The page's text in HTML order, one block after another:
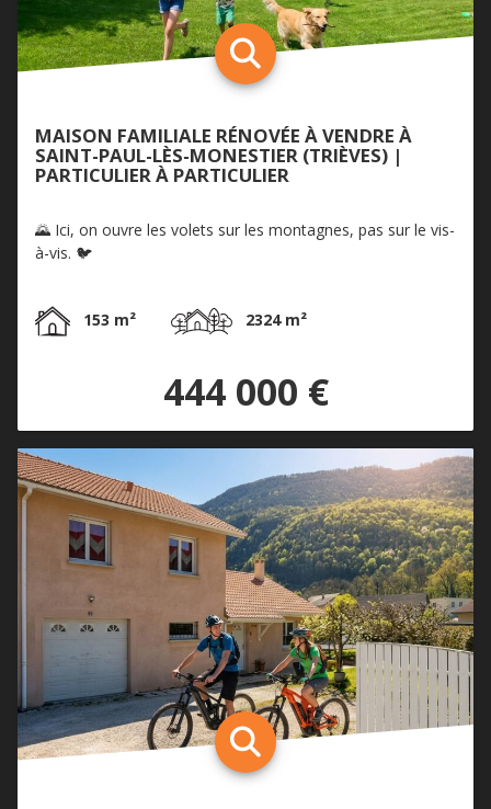
MAISON FAMILIALE RÉNOVÉE À VENDRE À
SAINT-PAUL-LÈS-MONESTIER (TRIÈVES) |
PARTICULIER À PARTICULIER
🌄 Ici, on ouvre les volets sur les montagnes, pas sur le vis-
à-vis. 🐦
153 m² 2324 m²
444 000 €